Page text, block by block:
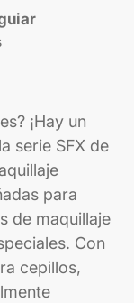
¡Hay un
serie SFX de
para
de maquillaje
Con
cepillos,